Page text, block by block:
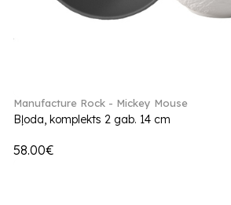
Manufacture Rock - Mickey Mouse
Bļoda, komplekts 2 gab. 14 cm
58.00€